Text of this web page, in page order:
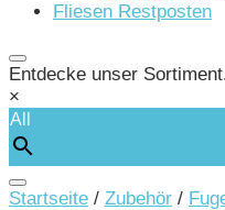
Fliesen Restposten
Entdecke unser
×
All
Startseite / Zubehör /